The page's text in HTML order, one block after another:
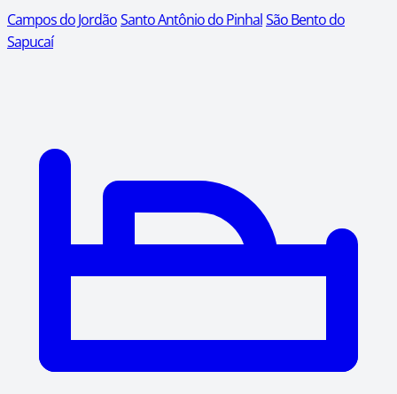
Campos do JordãoSanto Antônio do PinhalSão Bento do
Sapucaí